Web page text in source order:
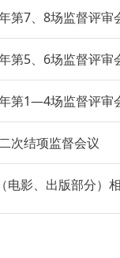
第7、8场监督评审
第5、6场监督评审
第1—4场监督评审
次结项监督会议
电影、出版部分）